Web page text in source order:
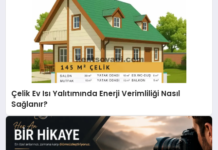
Çelik Ev Isı Yalıtımında Enerji Verimliliği Nasıl
Sağlanır?